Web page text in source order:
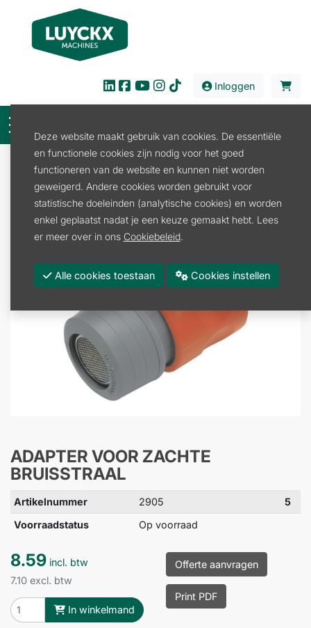
Inloggen
Tuin en Park
Beregeningstechniek
ADAPTER VOOR ZACHTE BRUISSTRAAL
ADAPTER VOOR ZACHTE
BRUISSTRAAL
Artikelnummer 2905
5
Voorraadstatus
Op voorraad
8.59 incl. btw
7.10 excl. btw
In winkelmand
Offerte aanvragen
Print PDF
Deze website maakt gebruik van cookies. De essentiële
en functionele cookies zijn nodig voor het goed
functioneren van de website en kunnen niet worden
geweigerd. Andere cookies worden gebruikt voor
statistische doeleinden (analytische cookies) en worden
enkel geplaatst nadat je een keuze gemaakt hebt. Lees
er meer over in ons Cookiebeleid.
Alle cookies toestaan Cookies instellen